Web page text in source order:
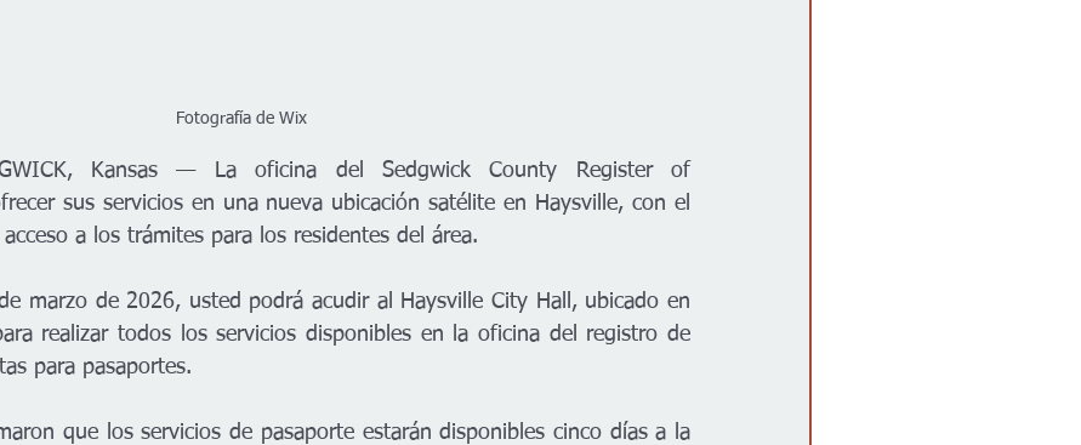
Fotografía de Wix
Kansas — La oficina del Sedgwick County Register of
sus servicios en una nueva ubicación satélite en Haysville, con el
a los trámites para los residentes del área.
marzo de 2026, usted podrá acudir al Haysville City Hall, ubicado en
realizar todos los servicios disponibles en la oficina del registro de
para pasaportes.
que los servicios de pasaporte estarán disponibles cinco días a la